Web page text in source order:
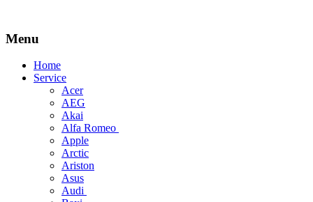
Menu
Skip
Home
Service
Acer
AEG
Akai
Alfa Romeo
Apple
Arctic
Ariston
Asus
Audi